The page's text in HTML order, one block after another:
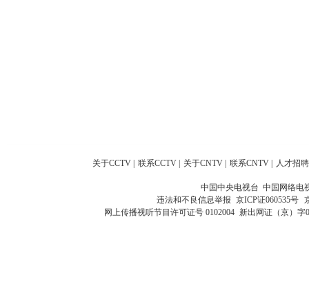
关于CCTV 联系CCTV 关于CNTV 联系CNTV 人才招聘
中国中央电视台 中国网络电
违法和不良信息举报 京ICP证060535号
网上传播视听节目许可证号 0102004 新出网证（京）